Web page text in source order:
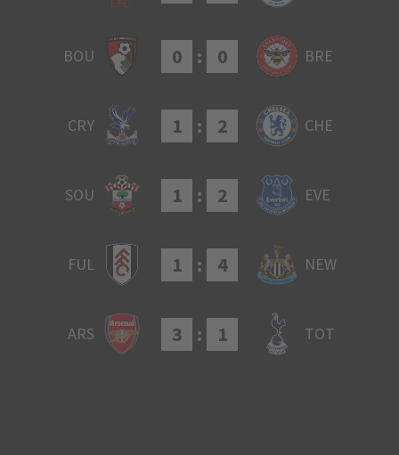
BOU 0 : 0 BRE
CRY 1 : 2 CHE
SOU 1 : 2 EVE
FUL 1 : 4 NEW
ARS 3 : 1 TOT